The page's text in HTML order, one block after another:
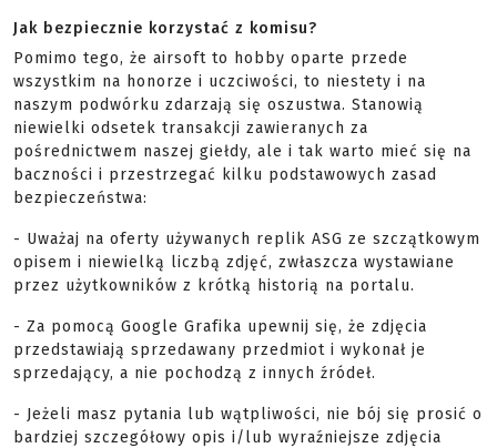
Jak bezpiecznie korzystać z komisu?
Pomimo tego, że airsoft to hobby oparte przede
wszystkim na honorze i uczciwości, to niestety i na
naszym podwórku zdarzają się oszustwa. Stanowią
niewielki odsetek transakcji zawieranych za
pośrednictwem naszej giełdy, ale i tak warto mieć się na
baczności i przestrzegać kilku podstawowych zasad
bezpieczeństwa:
- Uważaj na oferty używanych replik ASG ze szczątkowym
opisem i niewielką liczbą zdjęć, zwłaszcza wystawiane
przez użytkowników z krótką historią na portalu.
- Za pomocą Google Grafika upewnij się, że zdjęcia
przedstawiają sprzedawany przedmiot i wykonał je
sprzedający, a nie pochodzą z innych źródeł.
- Jeżeli masz pytania lub wątpliwości, nie bój się prosić o
bardziej szczegółowy opis i/lub wyraźniejsze zdjęcia